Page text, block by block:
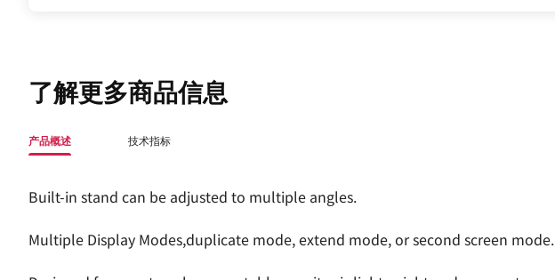
了解更多商品信息
产品概述 技术指标
Built-in stand can be adjusted to multiple angles.
Multiple Display Modes,duplicate mode, extend mode, or second screen mode.